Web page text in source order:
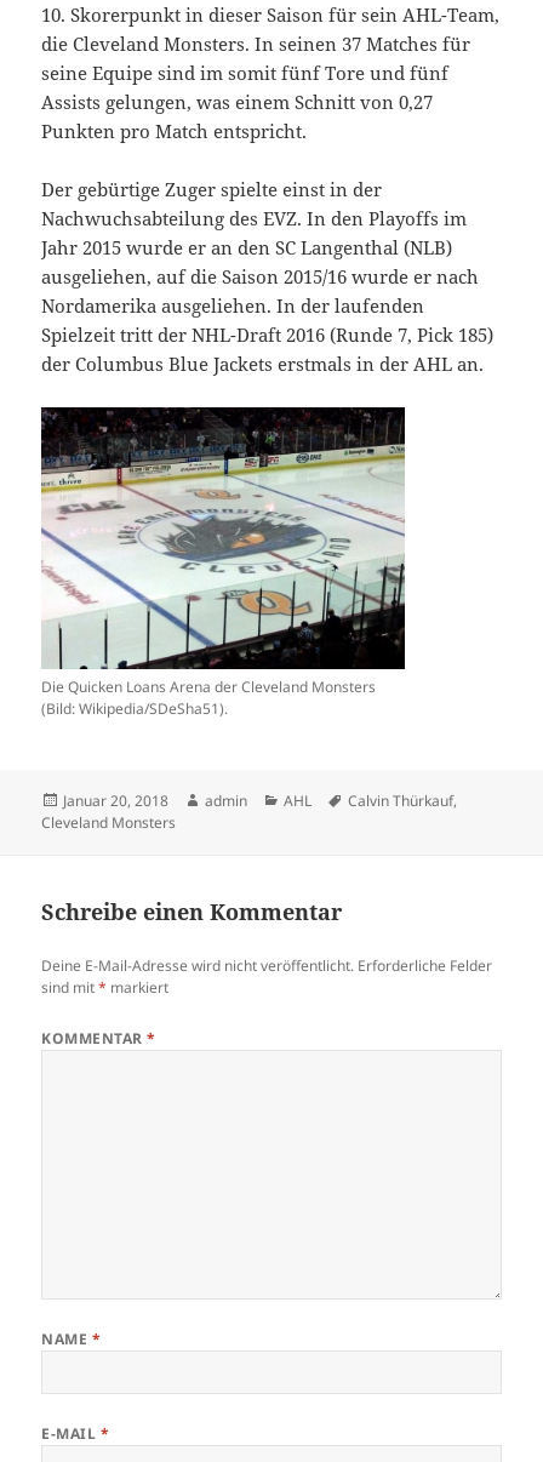
10. Skorerpunkt in dieser Saison für sein AHL-Team,
die Cleveland Monsters. In seinen 37 Matches für
seine Equipe sind im somit fünf Tore und fünf
Assists gelungen, was einem Schnitt von 0,27
Punkten pro Match entspricht.
Der gebürtige Zuger spielte einst in der
Nachwuchsabteilung des EVZ. In den Playoffs im
Jahr 2015 wurde er an den SC Langenthal (NLB)
ausgeliehen, auf die Saison 2015/16 wurde er nach
Nordamerika ausgeliehen. In der laufenden
Spielzeit tritt der NHL-Draft 2016 (Runde 7, Pick 185)
der Columbus Blue Jackets erstmals in der AHL an.
Die Quicken Loans Arena der Cleveland Monsters
(Bild: Wikipedia/SDeSha51).
Veröffentlicht
am
Januar 20, 2018 Autor
admin Kategorien
AHL Schlagwörter
Calvin Thürkauf,
Cleveland Monsters
Schreibe einen Kommentar
Deine E-Mail-Adresse wird nicht veröffentlicht. Erforderliche Felder
sind mit* markiert
KOMMENTAR*
NAME *
E-MAIL *